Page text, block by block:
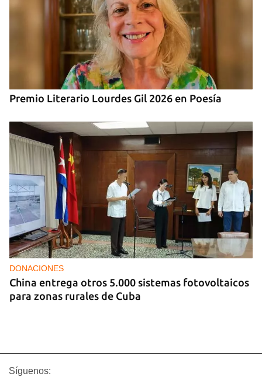
Premio Literario Lourdes Gil 2026 en Poesía
DONACIONES
China entrega otros 5.000 sistemas fotovoltaicos
para zonas rurales de Cuba
Síguenos: